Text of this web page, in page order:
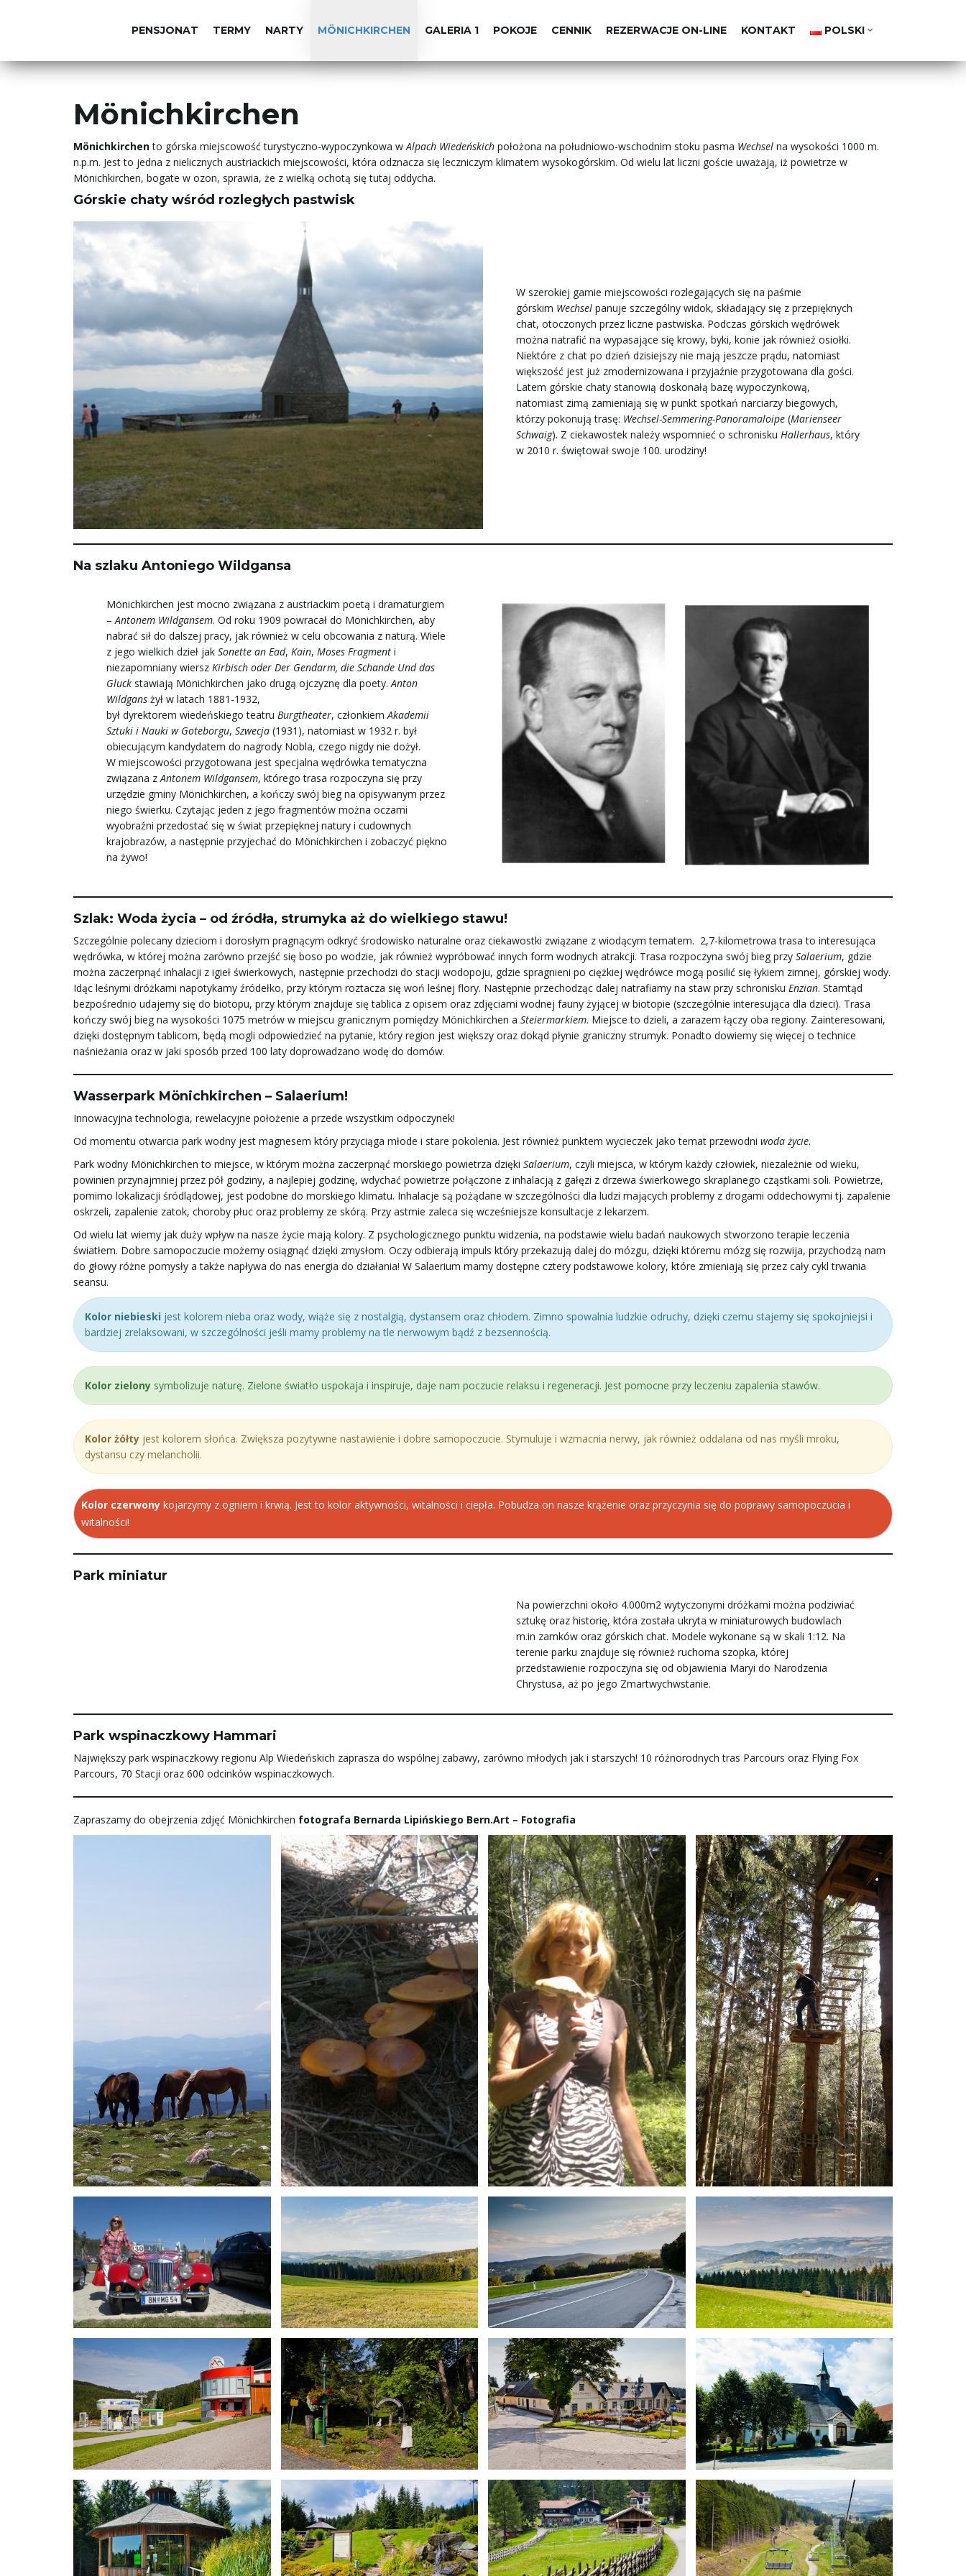
PENSJONAT TERMY NARTY MÖNICHKIRCHEN GALERIA 1 POKOJE CENNIK REZERWACJE ON-LINE KONTAKT POLSKI
Mönichkirchen
Mönichkirchento górska miejscowość turystyczno-wypoczynkowa wAlpach Wiedeńskich położona na południowo-wschodnim stoku pasma Wechsel na wysokości 1000 m.
n.p.m. Jest to jedna z nielicznych austriackich miejscowości, która odznacza się leczniczym klimatem wysokogórskim. Od wielu lat liczni goście uważają, iż powietrze w
Mönichkirchen, bogate w ozon, sprawia, że z wielką ochotą się tutaj oddycha.
Górskie chaty wśród rozległych pastwisk
W szerokiej gamie miejscowości rozlegających się na paśmie
górskim Wechselpanuje szczególny widok, składający się z przepięknych
chat, otoczonych przez liczne pastwiska. Podczas górskich wędrówek
można natrafić na wypasające się krowy, byki, konie jak również osiołki.
Niektóre z chat po dzień dzisiejszy nie mają jeszcze prądu, natomiast
większość jest już zmodernizowana i przyjaźnie przygotowana dla gości.
Latem górskie chaty stanowią doskonałą bazę wypoczynkową,
natomiast zimą zamieniają się w punkt spotkań narciarzy biegowych,
którzy pokonują trasę: Wechsel-Semmering-Panoramaloipe(Marienseer
Schwaig). Z ciekawostek należy wspomnieć o schronisku Hallerhaus, który
w 2010 r. świętował swoje 100. urodziny!
Na szlaku Antoniego Wildgansa
Mönichkirchen jest mocno związana z austriackim poetą i dramaturgiem
–Antonem Wildgansem. Od roku 1909 powracał do Mönichkirchen, aby
nabrać sił do dalszej pracy, jak również w celu obcowania z naturą. Wiele
z jego wielkich dzieł jak Sonette an Ead, Kain, Moses Fragmenti
niezapomniany wiersz Kirbisch oder Der Gendarm, die Schande Und das
Gluckstawiają Mönichkirchen jako drugą ojczyznę dla poety.Anton
Wildgansżył w latach 1881-1932,
był dyrektorem wiedeńskiego teatru Burgtheater, członkiemAkademii
Sztuki i Nauki w Goteborgu, Szwecja(1931), natomiast w 1932 r. był
obiecującym kandydatem do nagrody Nobla, czego nigdy nie dożył.
W miejscowości przygotowana jest specjalna wędrówka tematyczna
związana zAntonem Wildgansem, którego trasa rozpoczyna się przy
urzędzie gminy Mönichkirchen, a kończy swój bieg na opisywanym przez
niego świerku. Czytając jeden z jego fragmentów można oczami
wyobraźni przedostać się w świat przepięknej natury i cudownych
krajobrazów, a następnie przyjechać do Mönichkirchen i zobaczyć piękno
na żywo!
Szlak: Woda życia – od źródła, strumyka aż do wielkiego stawu!
Szczególnie polecany dzieciom i dorosłym pragnącym odkryć środowisko naturalne oraz ciekawostki związane z wiodącym tematem. 2,7-kilometrowa trasa to interesująca
wędrówka, w której można zarówno przejść się boso po wodzie, jak również wypróbować innych form wodnych atrakcji. Trasa rozpoczyna swój bieg przy Salaerium, gdzie
można zaczerpnąć inhalacji z igieł świerkowych, następnie przechodzi do stacji wodopoju, gdzie spragnieni po ciężkiej wędrówce mogą posilić się łykiem zimnej, górskiej wody.
Idąc leśnymi dróżkami napotykamy źródełko, przy którym roztacza się woń leśnej flory. Następnie przechodząc dalej natrafiamy na staw przy schronisku Enzian. Stamtąd
bezpośrednio udajemy się do biotopu, przy którym znajduje się tablica z opisem oraz zdjęciami wodnej fauny żyjącej w biotopie (szczególnie interesująca dla dzieci). Trasa
kończy swój bieg na wysokości 1075 metrów w miejscu granicznym pomiędzy Mönichkirchen a Steiermarkiem. Miejsce to dzieli, a zarazem łączy oba regiony. Zainteresowani,
dzięki dostępnym tablicom, będą mogli odpowiedzieć na pytanie, który region jest większy oraz dokąd płynie graniczny strumyk. Ponadto dowiemy się więcej o technice
naśnieżania oraz w jaki sposób przed 100 laty doprowadzano wodę do domów.
Wasserpark Mönichkirchen – Salaerium!
Innowacyjna technologia, rewelacyjne położenie a przede wszystkim odpoczynek!
Od momentu otwarcia park wodny jest magnesem który przyciąga młode i stare pokolenia. Jest również punktem wycieczek jako temat przewodni woda życie.
Park wodny Mönichkirchen to miejsce, w którym można zaczerpnąć morskiego powietrza dzięki Salaerium, czyli miejsca, w którym każdy człowiek, niezależnie od wieku,
powinien przynajmniej przez pół godziny, a najlepiej godzinę, wdychać powietrze połączone z inhalacją z gałęzi z drzewa świerkowego skraplanego cząstkami soli. Powietrze,
pomimo lokalizacji śródlądowej, jest podobne do morskiego klimatu. Inhalacje są pożądane w szczególności dla ludzi mających problemy z drogami oddechowymi tj. zapalenie
oskrzeli, zapalenie zatok, choroby płuc oraz problemy ze skórą. Przy astmie zaleca się wcześniejsze konsultacje z lekarzem.
Od wielu lat wiemy jak duży wpływ na nasze życie mają kolory. Z psychologicznego punktu widzenia, na podstawie wielu badań naukowych stworzono terapie leczenia
światłem. Dobre samopoczucie możemy osiągnąć dzięki zmysłom. Oczy odbierają impuls który przekazują dalej do mózgu, dzięki któremu mózg się rozwija, przychodzą nam
do głowy różne pomysły a także napływa do nas energia do działania! W Salaerium mamy dostępne cztery podstawowe kolory, które zmieniają się przez cały cykl trwania
seansu.
Kolor niebieski jest kolorem nieba oraz wody, wiąże się z nostalgią, dystansem oraz chłodem. Zimno spowalnia ludzkie odruchy, dzięki czemu stajemy się spokojniejsi i
bardziej zrelaksowani, w szczególności jeśli mamy problemy na tle nerwowym bądź z bezsennością.
Kolor zielony symbolizuje naturę. Zielone światło uspokaja i inspiruje, daje nam poczucie relaksu i regeneracji. Jest pomocne przy leczeniu zapalenia stawów.
Kolor żółty jest kolorem słońca. Zwiększa pozytywne nastawienie i dobre samopoczucie. Stymuluje i wzmacnia nerwy, jak również oddalana od nas myśli mroku,
dystansu czy melancholii.
Kolor czerwony kojarzymy z ogniem i krwią. Jest to kolor aktywności, witalności i ciepła. Pobudza on nasze krążenie oraz przyczynia się do poprawy samopoczucia i
witalności!
Park miniatur
Na powierzchni około 4.000m2 wytyczonymi dróżkami można podziwiać
sztukę oraz historię, która została ukryta w miniaturowych budowlach
m.in zamków oraz górskich chat. Modele wykonane są w skali 1:12. Na
terenie parku znajduje się również ruchoma szopka, której
przedstawienie rozpoczyna się od objawienia Maryi do Narodzenia
Chrystusa, aż po jego Zmartwychwstanie.
Park wspinaczkowy Hammari
Największy park wspinaczkowy regionu Alp Wiedeńskich zaprasza do wspólnej zabawy, zarówno młodych jak i starszych! 10 różnorodnych tras Parcours oraz Flying Fox
Parcours, 70 Stacji oraz 600 odcinków wspinaczkowych.
Zapraszamy do obejrzenia zdjęć Mönichkirchen fotografa Bernarda Lipińskiego Bern.Art – Fotografia